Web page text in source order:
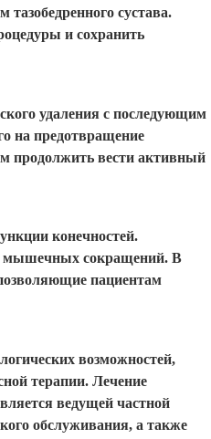
тазобедренного сустава.
и сохранить
удаления с последующим
на предотвращение
продолжить вести активный
конечностей.
мышечных сокращений. В
пациентам
возможностей,
терапии. Лечение
ведущей частной
обслуживания, а также